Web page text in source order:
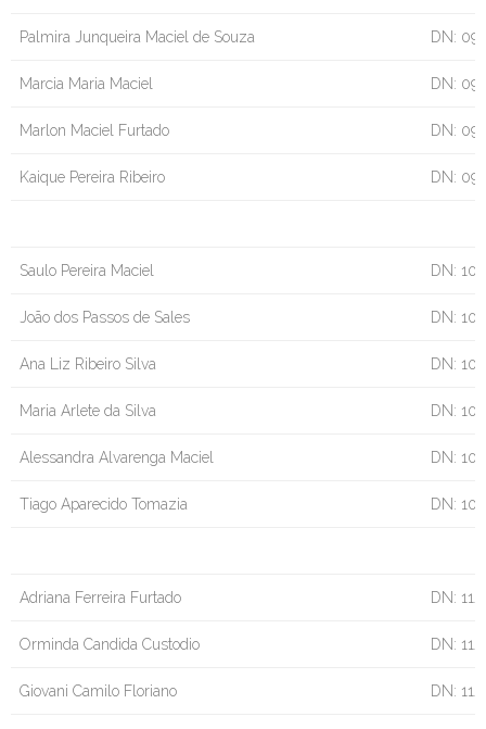
Palmira Junqueira Maciel de Souza DN:
Marcia Maria Maciel DN:
Marlon Maciel Furtado DN:
Kaique Pereira Ribeiro DN:
Saulo Pereira Maciel DN:
João dos Passos de Sales DN:
Ana Liz Ribeiro Silva DN:
Maria Arlete da Silva DN:
Alessandra Alvarenga Maciel DN:
Tiago Aparecido Tomazia DN:
Adriana Ferreira Furtado DN:
Orminda Candida Custodio DN:
Giovani Camilo Floriano DN: